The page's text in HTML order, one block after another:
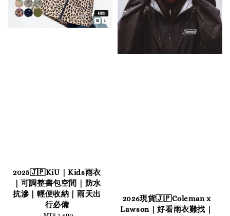
2025🇯🇵KiU｜Kids雨衣
｜可調整書包空間｜防水
抗滲｜輕便收納｜雨天出
行必備
2026現貨🇯🇵Coleman x
Lawson｜好看雨衣難找｜